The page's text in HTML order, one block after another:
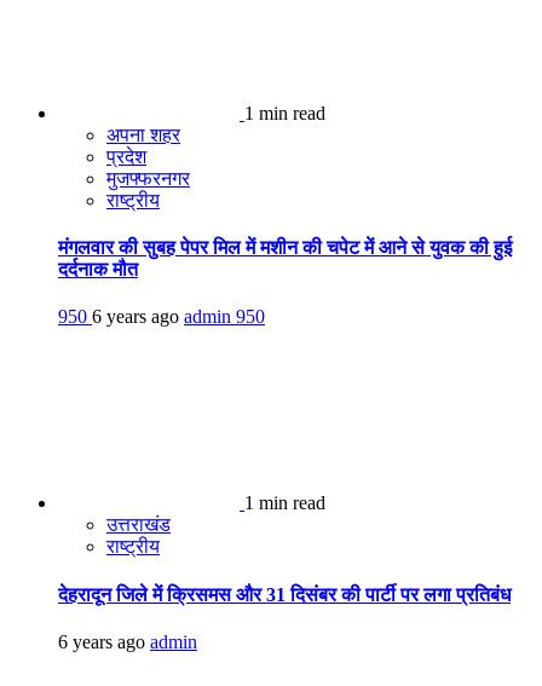
1 min read
अपना शहर
प्रदेश
मुजफ्फरनगर
राष्ट्रीय
मंगलवार की सुबह पेपर मिल में मशीन की चपेट में आने से युवक की हुई
दर्दनाक मौत
950 6 years ago admin 950
1 min read
उत्तराखंड
राष्ट्रीय
देहरादून जिले में क्रिसमस और 31 दिसंबर की पार्टी पर लगा प्रतिबंध
6 years ago admin